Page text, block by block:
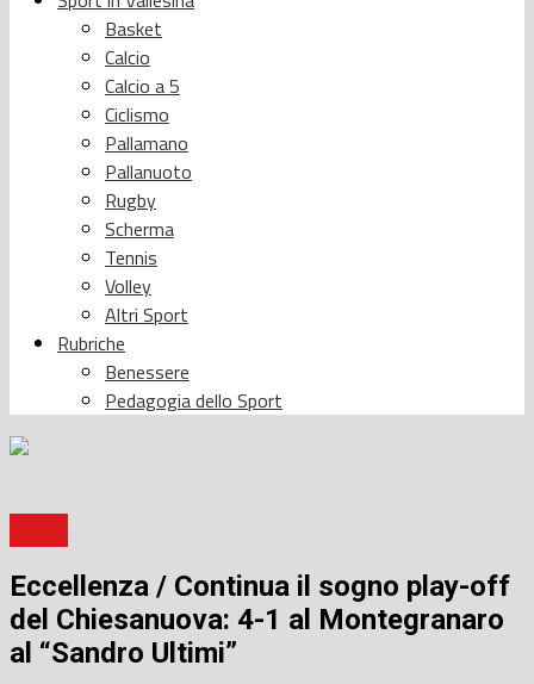
Basket
Calcio
Calcio a 5
Ciclismo
Pallamano
Pallanuoto
Rugby
Scherma
Tennis
Volley
Altri Sport
Rubriche
Benessere
Pedagogia dello Sport
Eccellenza / Continua il sogno play-off
del Chiesanuova: 4-1 al Montegranaro
al “Sandro Ultimi”